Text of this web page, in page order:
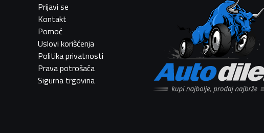
Prijavi se
Kontakt
Pomoć
Uslovi korišćenja
Politika privatnosti
Prava potrošača
Sigurna trgovina